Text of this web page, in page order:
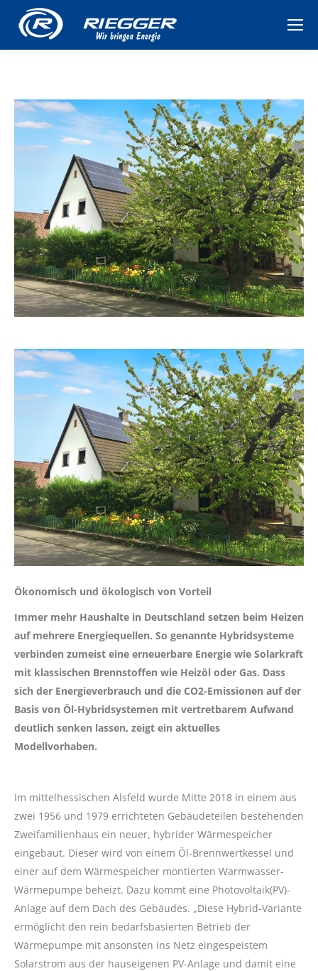
Ökonomisch und ökologisch von Vorteil
Immer mehr Haushalte in Deutschland setzen beim Heizen
auf mehrere Energiequellen. So genannte Hybridsysteme
verbinden zumeist eine erneuerbare Energie wie Solarkraft
mit klassischen Brennstoffen wie Heizöl oder Gas. Dass
sich der Energieverbrauch und die CO2-Emissionen auf der
Basis von Öl-Hybridsystemen mit vertretbarem Aufwand
deutlich senken lassen, zeigt ein aktuelles
Modellvorhaben.
Im mittelhessischen Alsfeld wurde Mitte 2018 in einem aus
zwei 1956 und 1979 errichteten Gebäudeteilen bestehenden
Zweifamilienhaus ein neuer, hybrider Wärmespeicher
eingebaut. Dieser wird von einem Öl-Brennwertkessel und
einer auf dem Wärmespeicher montierten Warmwasser-
Wärmepumpe beheizt. Dazu kommt eine Photovoltaik(PV)-
Anlage auf dem Dach des Gebäudes. „Diese Hybrid-Variante
ermöglicht den rein bedarfsbasierten Betrieb der
Wärmepumpe mit ansonsten ins Netz eingespeistem
Solarstrom aus der hauseigenen PV-Anlage und damit eine